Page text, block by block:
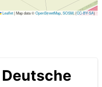
Leaflet|Map data ©OpenStreetMap ,SOSM , (CC-BY-SA)
Deutsche